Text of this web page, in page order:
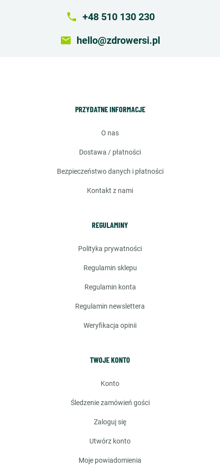
local_phone +48 510 130 230
email
hello@zdrowersi.pl
PRZYDATNE INFORMACJE
o nas
dostawa / płatności
bezpieczeństwo danych i płatności
kontakt z nami
REGULAMINY
polityka prywatności
regulamin sklepu
regulamin konta
regulamin newslettera
weryfikacja opinii
TWOJE KONTO
konto
śledzenie zamówień gości
zaloguj się
utwórz konto
moje powiadomienia